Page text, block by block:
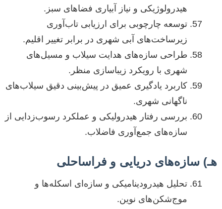
هیدرولوژیکی و نیاز آبیاری فضاهای سبز.
توسعه چارچوبی برای ارزیابی تاب‌آوری
زیرساخت‌های آبی شهری در برابر تغییر اقلیم.
طراحی سازه‌های هدایت سیلاب و مسیل‌های
شهری با رویکرد زیباسازی منظر.
کاربرد یادگیری عمیق در پیش‌بینی دقیق سیلاب‌های
ناگهانی شهری.
بررسی رفتار هیدرولیکی و عملکرد رسوب‌زدایی از
سازه‌های جمع‌آوری فاضلاب.
هـ) سازه‌های دریایی و فراساحلی
تحلیل هیدرودینامیکی و سازه‌ای اسکله‌ها و
موج‌شکن‌های نوین.